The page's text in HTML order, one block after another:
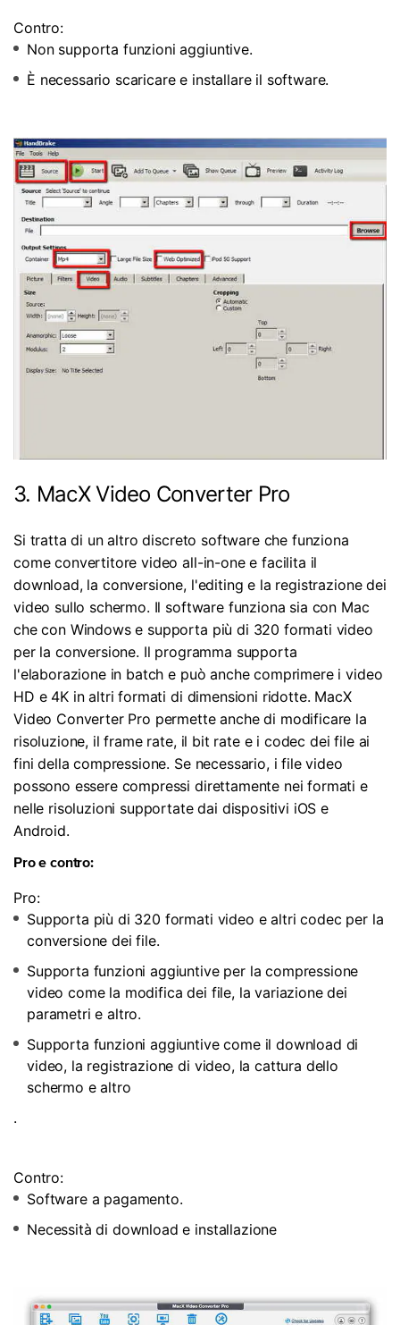
Contro:
Non supporta funzioni aggiuntive.
È necessario scaricare e installare il software.
3. MacX Video Converter Pro
Si tratta di un altro discreto software che funziona
come convertitore video all-in-one e facilita il
download, la conversione, l'editing e la registrazione dei
video sullo schermo. Il software funziona sia con Mac
che con Windows e supporta più di 320 formati video
per la conversione. Il programma supporta
l'elaborazione in batch e può anche comprimere i video
HD e 4K in altri formati di dimensioni ridotte. MacX
Video Converter Pro permette anche di modificare la
risoluzione, il frame rate, il bit rate e i codec dei file ai
fini della compressione. Se necessario, i file video
possono essere compressi direttamente nei formati e
nelle risoluzioni supportate dai dispositivi iOS e
Android.
Pro e contro:
Pro:
Supporta più di 320 formati video e altri codec per la
conversione dei file.
Supporta funzioni aggiuntive per la compressione
video come la modifica dei file, la variazione dei
parametri e altro.
Supporta funzioni aggiuntive come il download di
video, la registrazione di video, la cattura dello
schermo e altro
.
Contro:
Software a pagamento.
Necessità di download e installazione